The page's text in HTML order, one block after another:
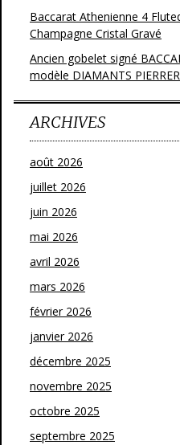
Baccarat Athenienne 4
Champagne Cristal Gravé
Ancien gobelet signé
modèle DIAMANTS
ARCHIVES
août 2026
juillet 2026
juin 2026
mai 2026
avril 2026
mars 2026
février 2026
janvier 2026
décembre 2025
novembre 2025
octobre 2025
septembre 2025